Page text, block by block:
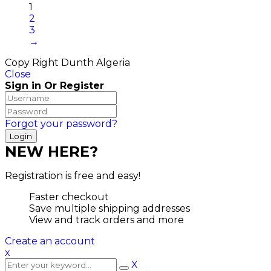
1
2
3
→
Copy Right Dunth Algeria
Close
Sign in Or Register
Forgot your password?
NEW HERE?
Registration is free and easy!
Faster checkout
Save multiple shipping addresses
View and track orders and more
Create an account
x
X